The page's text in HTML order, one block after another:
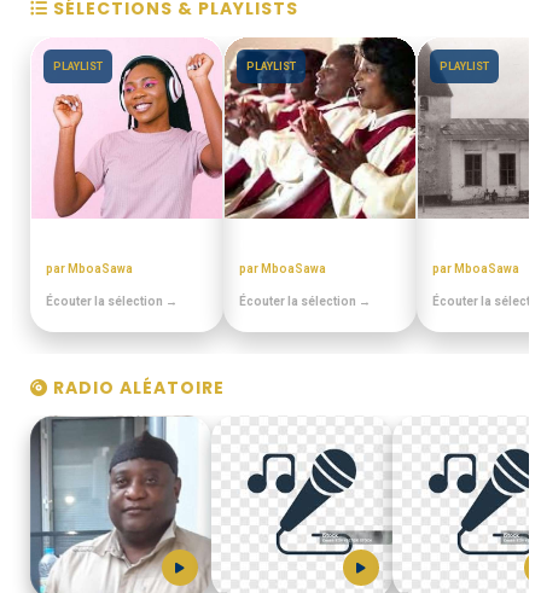
SÉLECTIONS & PLAYLISTS
PLAYLIST
par MboaSawa
Écouter la sélection →
PLAYLIST
par MboaSawa
Écouter la sélection →
PLAYLIST
par MboaSawa
Écouter la
RADIO ALÉATOIRE